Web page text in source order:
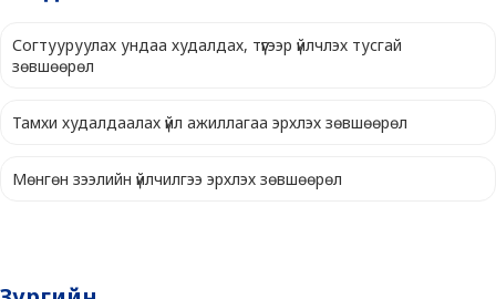
Согтууруулах ундаа худалдах, түүгээр үйлчлэх тусгай
зөвшөөрөл
Тамхи худалдаалах үйл ажиллагаа эрхлэх зөвшөөрөл
Мөнгөн зээлийн үйлчилгээ эрхлэх зөвшөөрөл